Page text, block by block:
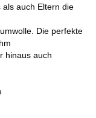
auch Eltern die
Die perfekte
hinaus auch